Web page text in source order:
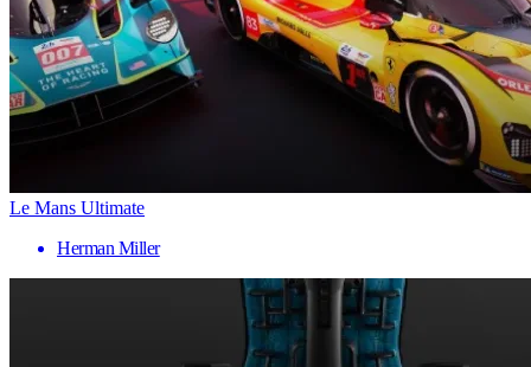
Le Mans Ultimate
Herman Miller